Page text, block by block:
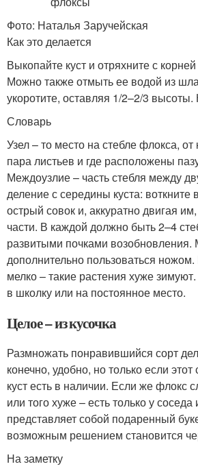
Фото: Наталья Заручейская
Как это делается
Выкопайте куст и отряхните с
Можно также отмыть ее водой из
укоротите, оставляя 1/2–2/3 высоты.
Словарь
Узел – то место на стебле флокса, от
пара листьев и где расположены
Междоузлие – часть стебля между
деление с середины куста: воткните
острый совок и, аккуратно двигая
части. В каждой должно быть 2–4
развитыми почками
дополнительно пользоваться
мелко – такие растения хуже
в школку или на постоянное место.
Целое – из кусочка
Размножать понравившийся сорт
конечно, удобно, но только если
куст есть в наличии. Если же флокс
или того хуже – есть только у
представляет собой подаренный
возможным решением становится
На заметку